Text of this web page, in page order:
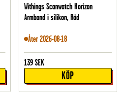
Withings Scanwatch Horizon
Armband i silikon, Röd
Åter 2026-08-18
139 SEK
KÖP